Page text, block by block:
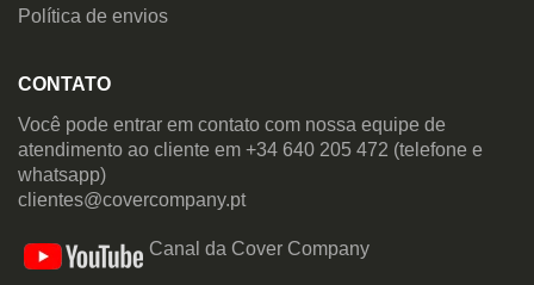
Política de envios
CONTATO
Você pode entrar em contato com nossa equipe de
atendimento ao cliente em +34 640 205 472 (telefone e
whatsapp)
clientes@covercompany.pt
Canal da Cover Company